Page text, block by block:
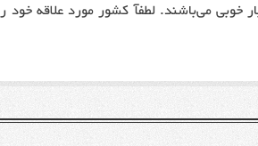
خوبی می‌باشند. لطفآ کشور مورد علاقه